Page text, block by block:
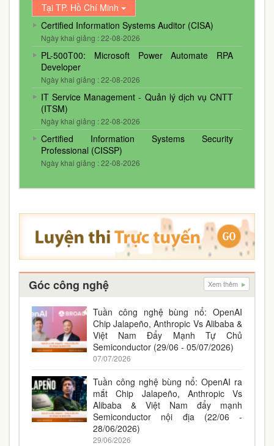
Tại TP. Hồ Chí Minh
Certified Information Systems Auditor (CISA)
Ngày khai giảng : 22-08-2026
PL-500T00: Microsoft Power Automate RPA
Developer
Ngày khai giảng : 22-08-2026
IT Service Management - Quản lý dịch vụ CNTT
(ITSM)
Ngày khai giảng : 22-08-2026
Certified Information Systems Security
Professional (CISSP)
Ngày khai giảng : 22-08-2026
Góc công nghệ Xem thêm
Tuần công nghệ bùng nổ: OpenAI
Chip Jalapeño, Anthropic Vs Alibaba &
Việt Nam Đẩy Mạnh Tự Chủ
Semiconductor (29/06 - 05/07/2026)
07/07/2026
Tuần công nghệ bùng nổ: OpenAI ra
mắt Chip Jalapeño, Anthropic Vs
Alibaba & Việt Nam đẩy mạnh
Semiconductor nội địa (22/06 -
28/06/2026)
29/06/2026